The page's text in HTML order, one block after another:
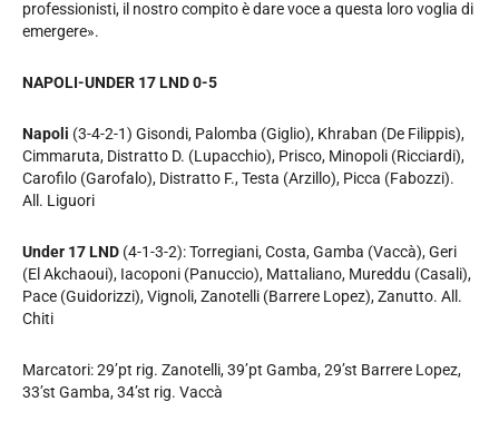
professionisti, il nostro compito è dare voce a questa loro voglia di
emergere».
NAPOLI-UNDER 17 LND 0-5
Napoli (3-4-2-1) Gisondi, Palomba (Giglio), Khraban (De Filippis),
Cimmaruta, Distratto D. (Lupacchio), Prisco, Minopoli (Ricciardi),
Carofilo (Garofalo), Distratto F., Testa (Arzillo), Picca (Fabozzi).
All. Liguori
Under 17 LND (4-1-3-2): Torregiani, Costa, Gamba (Vaccà), Geri
(El Akchaoui), Iacoponi (Panuccio), Mattaliano, Mureddu (Casali),
Pace (Guidorizzi), Vignoli, Zanotelli (Barrere Lopez), Zanutto. All.
Chiti
Marcatori: 29’pt rig. Zanotelli, 39’pt Gamba, 29’st Barrere Lopez,
33’st Gamba, 34’st rig. Vaccà